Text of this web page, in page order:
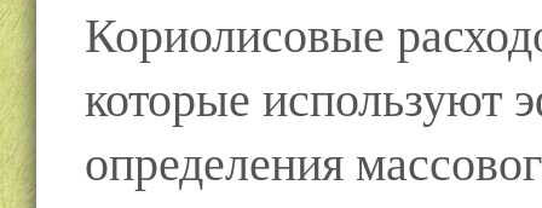
Кориолисовые
которые используют
определения